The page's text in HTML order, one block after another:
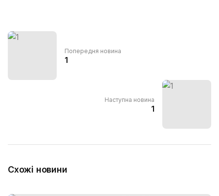
Попередня новина
1
Наступна новина
1
Схожі новини